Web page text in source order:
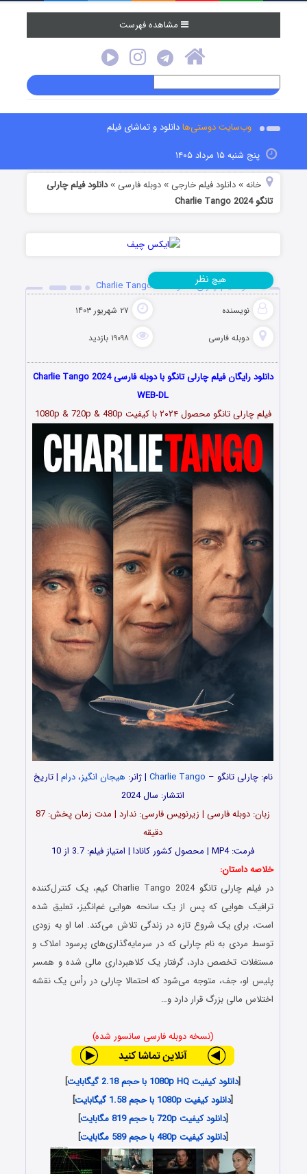
مشاهده فهرست
وب‌سایت دوستی‌هادانلود و تماشای فیلم
پنج شنبه ۱۵ مرداد ۱۴۰۵
خانه »دانلود فیلم خارجی »دوبله فارسی »دانلود فیلم چارلی
تانگو Charlie Tango 2024
دانلود فیلم چارلی تانگو Charlie Tango 2024
نویسنده ۲۷ شهریور ۱۴۰۳
دوبله فارسی ۱۹۰۹۸ بازدید
هیچ نظر
دانلود رایگان فیلم چارلی تانگو با دوبله فارسی Charlie Tango 2024
WEB-DL
فیلم چارلی تانگو محصول ۲۰۲۴ با کیفیت 1080p & 720p & 480p
نام: چارلی تانگو – Charlie Tango | ژانر: هیجان انگیز،درام | تاریخ
انتشار: سال 2024
زبان: دوبله فارسی | زیرنویس فارسی: ندارد | مدت زمان پخش: 87
دقیقه
فرمت: MP4 | محصول کشور کانادا | امتیاز فیلم: 3.7 از 10
خلاصه داستان:
در فیلم چارلی تانگو Charlie Tango 2024 کیم، یک کنترل‌کننده
ترافیک هوایی که پس از یک سانحه هوایی غم‌انگیز، تعلیق شده
است، برای یک شروع تازه در زندگی تلاش می‌کند. اما او به زودی
توسط مردی به نام چارلی که در سرمایه‌گذاری‌های پرسود املاک و
مستغلات تخصص دارد، گرفتار یک کلاهبرداری مالی شده و همسر
پلیس او، جف، متوجه می‌شود که احتمالا چارلی در رأس یک نقشه
اختلاس مالی بزرگ قرار دارد و…
(نسخه دوبله فارسی سانسور شده)
[دانلود کیفیت 1080p HQ با حجم 2.18 گیگابایت
]
[دانلود کیفیت 1080p با حجم 1.58 گیگابایت
]
[دانلود کیفیت 720p با حجم 819 مگابایت
]
[دانلود کیفیت 480p با حجم 589 مگابایت ]